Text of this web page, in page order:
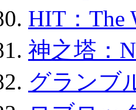
HIT：The
神之塔：
グランブ